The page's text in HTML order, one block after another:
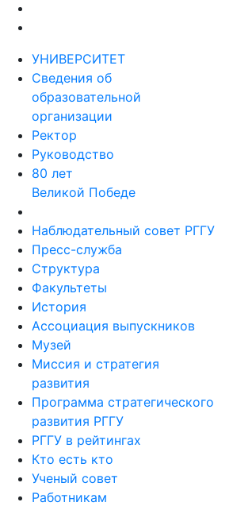
УНИВЕРСИТЕТ
Сведения об
образовательной
организации
Ректор
Руководство
80 лет
Великой Победе
Наблюдательный совет РГГУ
Пресс-служба
Структура
Факультеты
История
Ассоциация выпускников
Музей
Миссия и стратегия
развития
Программа стратегического
развития РГГУ
РГГУ в рейтингах
Кто есть кто
Ученый совет
Работникам